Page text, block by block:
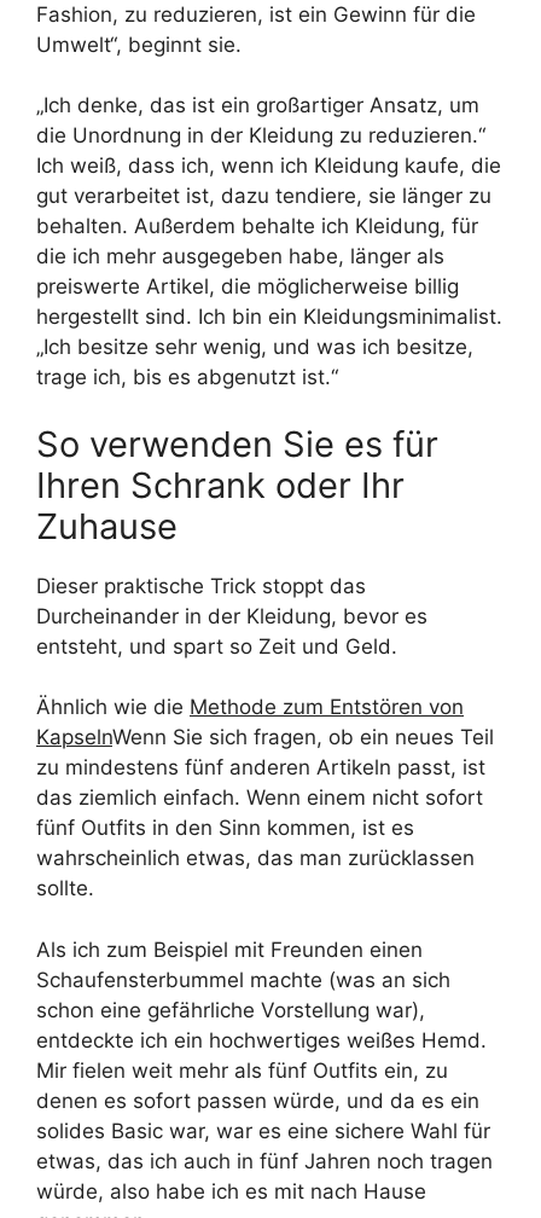
Fashion, zu reduzieren, ist ein Gewinn für die
Umwelt“, beginnt sie.
„Ich denke, das ist ein großartiger Ansatz, um
die Unordnung in der Kleidung zu reduzieren.“
Ich weiß, dass ich, wenn ich Kleidung kaufe, die
gut verarbeitet ist, dazu tendiere, sie länger zu
behalten. Außerdem behalte ich Kleidung, für
die ich mehr ausgegeben habe, länger als
preiswerte Artikel, die möglicherweise billig
hergestellt sind. Ich bin ein Kleidungsminimalist.
„Ich besitze sehr wenig, und was ich besitze,
trage ich, bis es abgenutzt ist.“
So verwenden Sie es für
Ihren Schrank oder Ihr
Zuhause
Dieser praktische Trick stoppt das
Durcheinander in der Kleidung, bevor es
entsteht, und spart so Zeit und Geld.
Ähnlich wie die Methode zum Entstören von
KapselnWenn Sie sich fragen, ob ein neues Teil
zu mindestens fünf anderen Artikeln passt, ist
das ziemlich einfach. Wenn einem nicht sofort
fünf Outfits in den Sinn kommen, ist es
wahrscheinlich etwas, das man zurücklassen
sollte.
Als ich zum Beispiel mit Freunden einen
Schaufensterbummel machte (was an sich
schon eine gefährliche Vorstellung war),
entdeckte ich ein hochwertiges weißes Hemd.
Mir fielen weit mehr als fünf Outfits ein, zu
denen es sofort passen würde, und da es ein
solides Basic war, war es eine sichere Wahl für
etwas, das ich auch in fünf Jahren noch tragen
würde, also habe ich es mit nach Hause